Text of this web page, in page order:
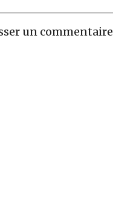
un commentaire